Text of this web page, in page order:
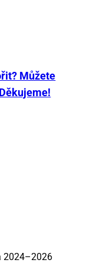
Můžete
2024–2026